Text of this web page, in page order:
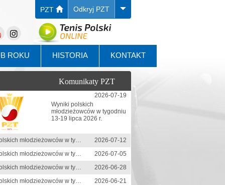
PZT Odkryj PZT
ROKU HISTORIA KONTAKT
Komunikaty PZT
2026-07-19
Wyniki polskich
młodzieżowców w tygodniu
13-19 lipca 2026 r.
Wyniki polskich młodzieżowców w tygodniu 6-12 lipca 2026 r.
2026-07-12
Wyniki polskich młodzieżowców w tygodniu 29 czerwca-5 lipca 2026 r.
2026-07-05
Wyniki polskich młodzieżowców w tygodniu 22-28 czerwca 2026 r.
2026-06-28
Wyniki polskich młodzieżowców w tygodniu 15-21 czerwca 2026 r.
2026-06-21